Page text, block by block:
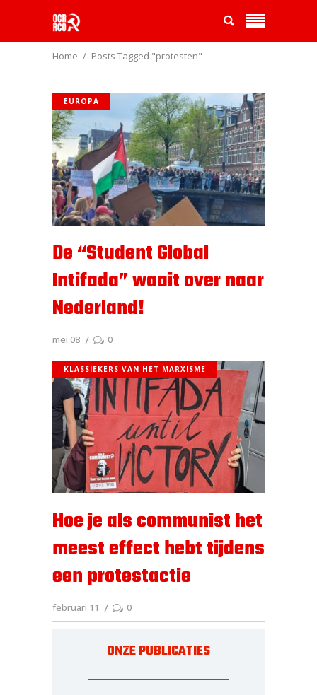
Home Posts Tagged "protesten"
EUROPA
De “Student Global
Intifada” waait over naar
Nederland!
mei 08 0
KLASSIEKERS VAN HET MARXISME
Hoe je als communist het
meest effect hebt tijdens
een protestactie
februari 11 0
ONZE PUBLICATIES